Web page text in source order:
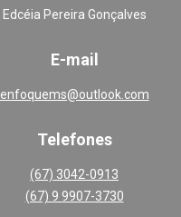
Edcéia Pereira Gonçalves
E-mail
enfoquems@outlook.com
Telefones
(67) 3042-0913
(67) 9 9907-3730